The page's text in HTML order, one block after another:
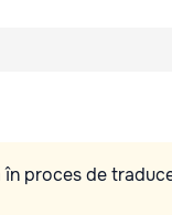
proces de